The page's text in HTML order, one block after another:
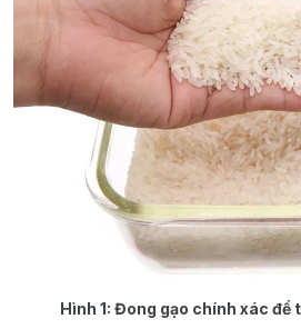
Hình 1: Đong gạo chính xác để